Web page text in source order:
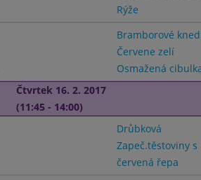
Rýže
Bramborové
Červene zelí
Osmažená
Čtvrtek 16. 2. 2017
(11:45 - 14:00)
Drůbková
Zapeč.těstoviny s
červená řepa